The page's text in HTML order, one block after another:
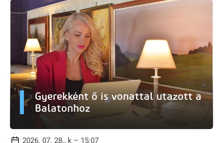
Gyerekként ő is vonattal utazott a
Balatonhoz
2026. 07. 28., k – 15:07